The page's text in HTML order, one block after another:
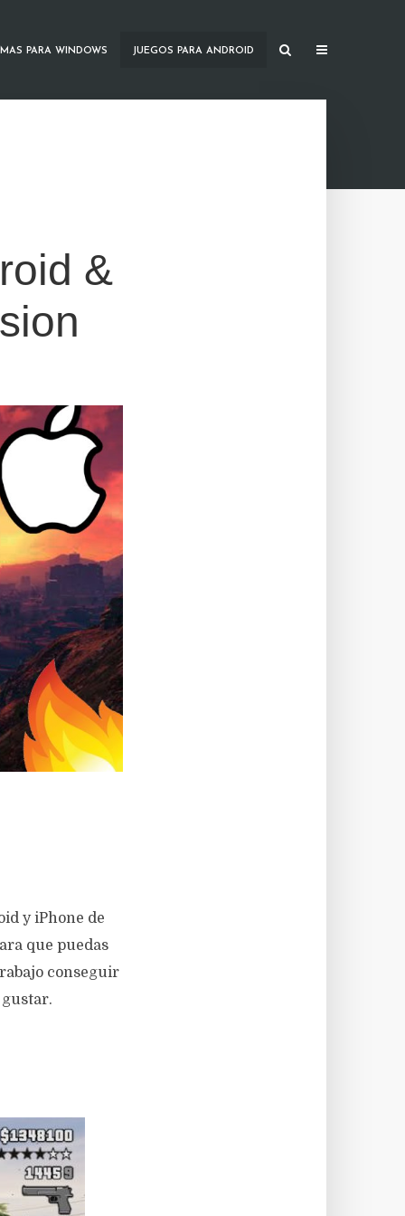
PARA WINDOWS JUEGOS PARA ANDROID
&
y iPhone de
que puedas
conseguir